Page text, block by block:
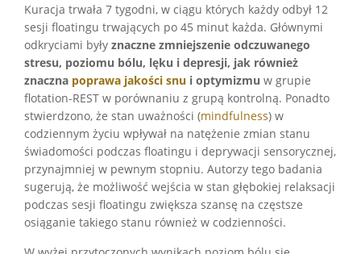
Kuracja trwała 7 tygodni, w ciągu których każdy odbył 12
sesji floatingu trwających po 45 minut każda. Głównymi
odkryciami były znaczne zmniejszenie odczuwanego
stresu, poziomu bólu, lęku i depresji, jak również
znaczna poprawa jakości snu i optymizmu w grupie
flotation-REST w porównaniu z grupą kontrolną. Ponadto
stwierdzono, że stan uważności (mindfulness) w
codziennym życiu wpływał na natężenie zmian stanu
świadomości podczas floatingu i deprywacji sensorycznej,
przynajmniej w pewnym stopniu. Autorzy tego badania
sugerują, że możliwość wejścia w stan głębokiej relaksacji
podczas sesji floatingu zwiększa szansę na częstsze
osiąganie takiego stanu również w codzienności.